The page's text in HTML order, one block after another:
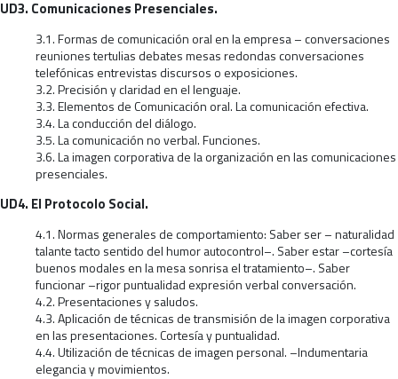
UD3. Comunicaciones Presenciales.
3.1. Formas de comunicación oral en la empresa – conversaciones
reuniones tertulias debates mesas redondas conversaciones
telefónicas entrevistas discursos o exposiciones.
3.2. Precisión y claridad en el lenguaje.
3.3. Elementos de Comunicación oral. La comunicación efectiva.
3.4. La conducción del diálogo.
3.5. La comunicación no verbal. Funciones.
3.6. La imagen corporativa de la organización en las comunicaciones
presenciales.
UD4. El Protocolo Social.
4.1. Normas generales de comportamiento: Saber ser – naturalidad
talante tacto sentido del humor autocontrol–. Saber estar –cortesía
buenos modales en la mesa sonrisa el tratamiento–. Saber
funcionar –rigor puntualidad expresión verbal conversación.
4.2. Presentaciones y saludos.
4.3. Aplicación de técnicas de transmisión de la imagen corporativa
en las presentaciones. Cortesía y puntualidad.
4.4. Utilización de técnicas de imagen personal. –Indumentaria
elegancia y movimientos.